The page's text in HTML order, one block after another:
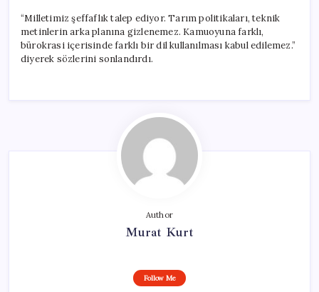
“Milletimiz şeffaflık talep ediyor. Tarım politikaları, teknik
metinlerin arka planına gizlenemez. Kamuoyuna farklı,
bürokrasi içerisinde farklı bir dil kullanılması kabul edilemez.”
diyerek sözlerini sonlandırdı.
Author
Murat Kurt
Follow Me